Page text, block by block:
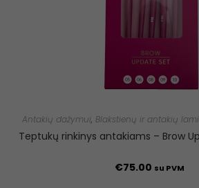
Antakių dažymui, Blakstienų ir antakių
Teptukų rinkinys antakiams – Brow
€75.00 su PVM